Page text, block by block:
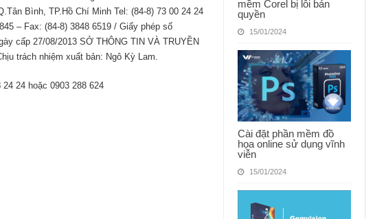
mềm Corel bị lỗi bản
quyền
15/01/2024
Cài đặt phần mềm đồ
họa online sử dụng vĩnh
viễn
15/01/2024
Bình, TP.Hồ Chí Minh Tel: (84-8) 73 00 24 24
– Fax: (84-8) 3848 6519 / Giấy phép số
cấp 27/08/2013 SỞ THÔNG TIN VÀ TRUYỀN
trách nhiệm xuất bản: Ngô Kỳ Lam.
24 24 hoặc 0903 288 624